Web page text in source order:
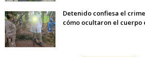
Detenido confiesa el
cómo ocultaron el cuerpo